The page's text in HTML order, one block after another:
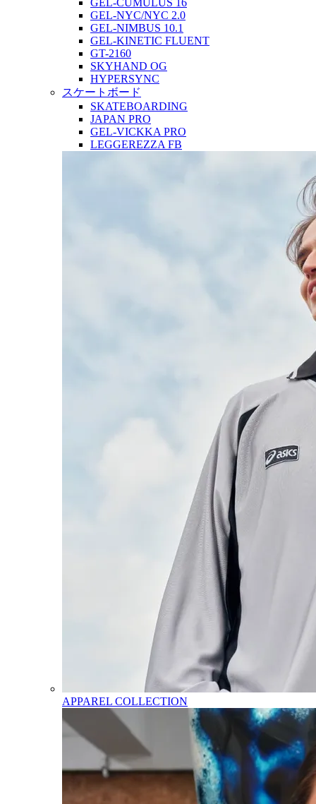
GEL-CUMULUS 16
GEL-NYC/NYC 2.0
GEL-NIMBUS 10.1
GEL-KINETIC FLUENT
GT-2160
SKYHAND OG
HYPERSYNC
スケートボード
SKATEBOARDING
JAPAN PRO
GEL-VICKKA PRO
LEGGEREZZA FB
APPAREL COLLECTION